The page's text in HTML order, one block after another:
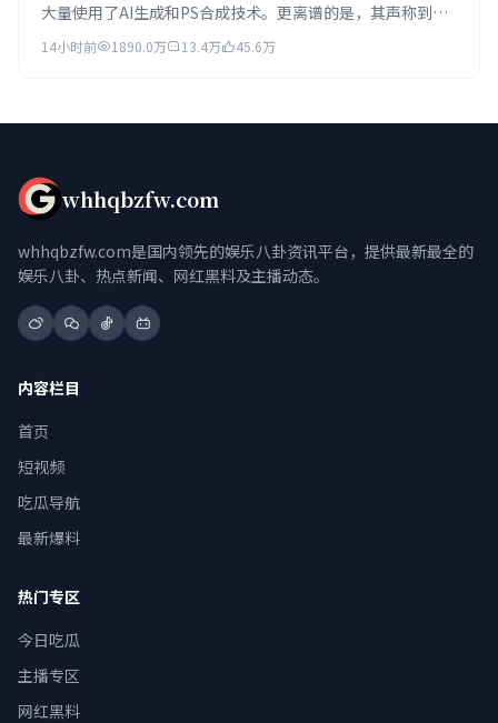
大量使用了AI生成和PS合成技术。更离谱的是，其声称到访
过的多个国家和城市，经查实从未踏足。粉丝直呼被骗。
14小时前 1890.0万 13.4万 45.6万
whhqbzfw.com
whhqbzfw.com是国内领先的娱乐八卦资讯平台，提供最新最全的
娱乐八卦、热点新闻、网红黑料及主播动态。
内容栏目
首页
短视频
吃瓜导航
最新爆料
热门专区
今日吃瓜
主播专区
网红黑料